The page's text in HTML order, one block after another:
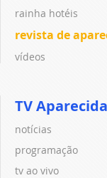
rainha hotéis
revista de
vídeos
TV Aparecida
notícias
programação
tv ao vivo